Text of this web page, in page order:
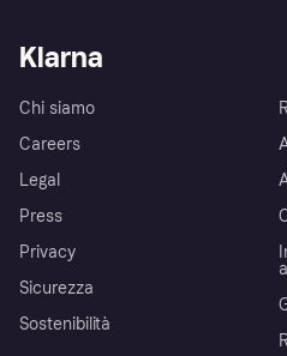
Klarna
Chi siamo
Careers
Legal
Press
Privacy
Sicurezza
Sostenibilità